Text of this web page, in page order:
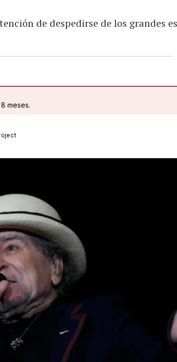
de despedirse de los grandes
meses.